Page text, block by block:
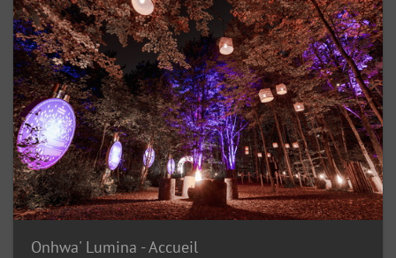
Onhwa' Lumina - Accueil